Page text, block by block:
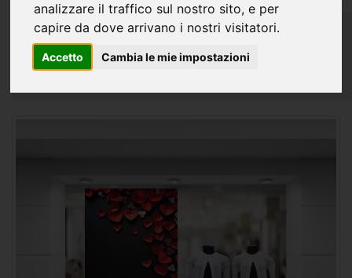
analizzare il traffico sul nostro sito, e per
capire da dove arrivano i nostri visitatori.
Accetto Cambia le mie impostazioni
Home
Decorazioni per Vetrine, Negozi e Abitazioni
Fondali Vetrine
Fondale Decorativo in pvc per vetrine negozi - Fes-